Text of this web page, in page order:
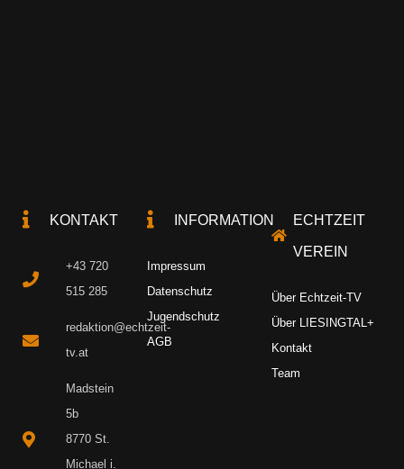
KONTAKT
+43 720
515 285
redaktion@echtzeit-
tv.at
Madstein
5b
8770 St.
Michael i.
INFORMATION
Impressum
Datenschutz
Jugendschutz
AGB
ECHTZEIT
VEREIN
Über Echtzeit-TV
Über LIESINGTAL+
Kontakt
Team